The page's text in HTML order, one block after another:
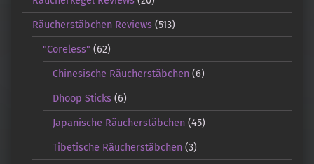
Räucherstäbchen Reviews (513)
"Coreless" (62)
Chinesische Räucherstäbchen (6)
Dhoop Sticks (6)
Japanische Räucherstäbchen (45)
Tibetische Räucherstäbchen (3)